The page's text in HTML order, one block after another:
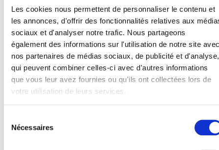
Les cookies nous permettent de personnaliser le contenu et
les annonces, d'offrir des fonctionnalités relatives aux
sociaux et d'analyser notre trafic. Nous partageons
également des informations sur l'utilisation de notre site
nos partenaires de médias sociaux, de publicité et d'analyse,
qui peuvent combiner celles-ci avec d'autres informations
que vous leur avez fournies ou qu'ils ont collectées lors de
votre utilisation de leurs services.
Nécessaires
Produits
Carony
Turny Evo
Turny Low Vehicle
Chair Topper